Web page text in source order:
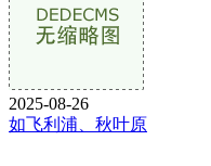
2025-08-26
如飞利浦、秋叶原